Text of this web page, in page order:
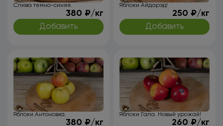
Слива темно-синяя.
380 ₽/кг
Добавить
Яблоки Айдарэд!
250 ₽/кг
Добавить
Яблоки Антоновка.
380 ₽/кг
Яблоки Гала. Новый урожай!
260 ₽/кг